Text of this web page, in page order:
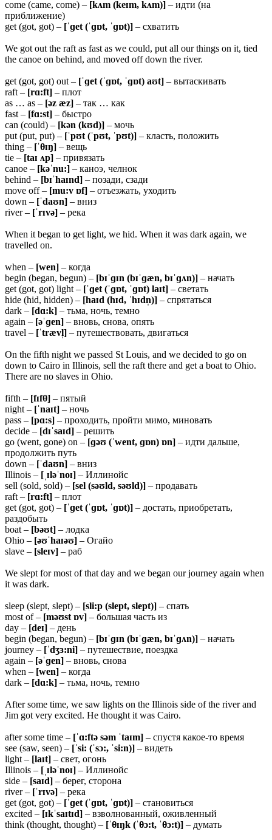
come (came, come) – [kʌm (keɪm, kʌm)] – идти (на
приближение)
get (got, got) – [ˈɡet (ˈɡɒt, ˈɡɒt)] – схватить
We got out the raft as fast as we could, put all our things on it, tied
the canoe on behind, and moved off down the river.
get (got, got) out – [ˈɡet (ˈɡɒt, ˈɡɒt) aʊt] – вытаскивать
raft – [rɑ:ft] – плот
as … as – [əz æz] – так … как
fast – [fɑ:st] – быстро
can (could) – [kən (kʊd)] – мочь
put (put, put) – [ˈpʊt (ˈpʊt, ˈpʊt)] – класть, положить
thing – [ˈθɪŋ] – вещь
tie – [taɪ ʌp] – привязать
canoe – [kəˈnu:] – каноэ, челнок
behind – [bɪˈhaɪnd] – позади, сзади
move off – [mu:v ɒf] – отъезжать, уходить
down – [ˈdaʊn] – вниз
river – [ˈrɪvə] – река
When it began to get light, we hid. When it was dark again, we
travelled on.
when – [wen] – когда
begin (began, begun) – [bɪˈɡɪn (bɪˈɡæn, bɪˈɡʌn)] – начать
get (got, got) light – [ˈɡet (ˈɡɒt, ˈɡɒt) laɪt] – светать
hide (hid, hidden) – [haɪd (hɪd, ˈhɪdn̩)] – спрятаться
dark – [dɑ:k] – тьма, ночь, темно
again – [əˈɡen] – вновь, снова, опять
travel – [ˈtrævl̩] – путешествовать, двигаться
On the fifth night we passed St Louis, and we decided to go on
down to Cairo in Illinois, sell the raft there and get a boat to Ohio.
There are no slaves in Ohio.
fifth – [fɪfθ] – пятый
night – [ˈnaɪt] – ночь
pass – [pɑ:s] – проходить, пройти мимо, миновать
decide – [dɪˈsaɪd] – решить
go (went, gone) on – [ɡəʊ (ˈwent, ɡɒn) ɒn] – идти дальше,
продолжить путь
down – [ˈdaʊn] – вниз
Illinois – [ˌɪləˈnoɪ] – Иллинойс
sell (sold, sold) – [sel (səʊld, səʊld)] – продавать
raft – [rɑ:ft] – плот
get (got, got) – [ˈɡet (ˈɡɒt, ˈɡɒt)] – достать, приобретать,
раздобыть
boat – [bəʊt] – лодка
Ohio – [əʊˈhaɪəʊ] – Огайо
slave – [sleɪv] – раб
We slept for most of that day and we began our journey again when
it was dark.
sleep (slept, slept) – [sli:p (slept, slept)] – спать
most of – [məʊst ɒv] – большая часть из
day – [deɪ] – день
begin (began, begun) – [bɪˈɡɪn (bɪˈɡæn, bɪˈɡʌn)] – начать
journey – [ˈdʒɜ:ni] – путешествие, поездка
again – [əˈɡen] – вновь, снова
when – [wen] – когда
dark – [dɑ:k] – тьма, ночь, темно
After some time, we saw lights on the Illinois side of the river and
Jim got very excited. He thought it was Cairo.
after some time – [ˈɑ:ftə səm ˈtaɪm] – спустя какое-то время
see (saw, seen) – [ˈsi: (ˈsɔ:, ˈsi:n)] – видеть
light – [laɪt] – свет, огонь
Illinois – [ˌɪləˈnoɪ] – Иллинойс
side – [saɪd] – берег, сторона
river – [ˈrɪvə] – река
get (got, got) – [ˈɡet (ˈɡɒt, ˈɡɒt)] – становиться
excited – [ɪkˈsaɪtɪd] – взволнованный, оживленный
think (thought, thought) – [ˈθɪŋk (ˈθɔ:t, ˈθɔ:t)] – думать